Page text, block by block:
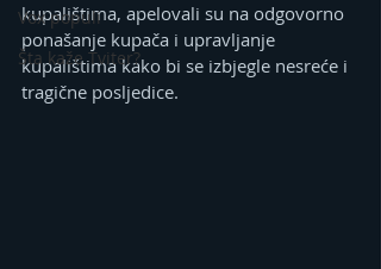
Vox populi
Šta kaže Tviter?
kupalištima, apelovali su na odgovorno
ponašanje kupača i upravljanje
kupalištima kako bi se izbjegle nesreće i
tragične posljedice.